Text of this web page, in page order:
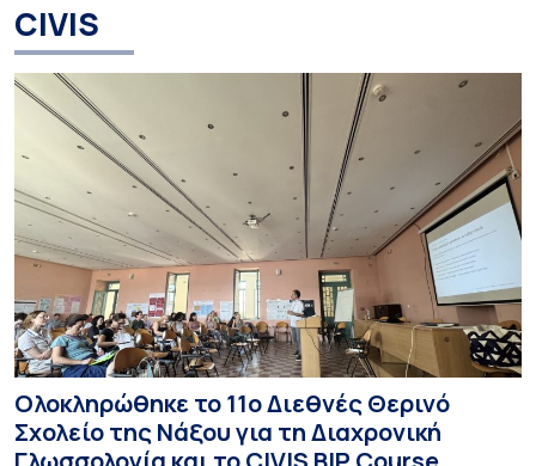
CIVIS
Ολοκληρώθηκε το 11ο Διεθνές Θερινό
Σχολείο της Νάξου για τη Διαχρονική